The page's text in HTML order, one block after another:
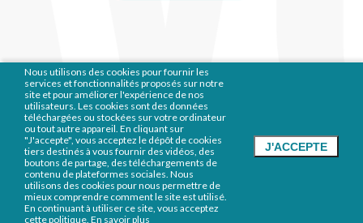
Accueil Qui sommes nous ?
produits
Vidéothèque Contact
Mentions légales—Politique de confidentialité
Nous utilisons des cookies pour fournir les
services et fonctionnalités proposés sur notre
site et pour améliorer l'expérience de nos
utilisateurs. Les cookies sont des données
téléchargées ou stockées sur votre ordinateur
ou tout autre appareil. En cliquant sur
"J'accepte", vous acceptez le dépôt de cookies
tiers destinés à vous fournir des vidéos, des
boutons de partage, des téléchargements de
contenu de plateformes sociales. Nous
utilisons des cookies pour nous permettre de
mieux comprendre comment le site est utilisé.
En continuant à utiliser ce site, vous acceptez
cette politique. En savoir plus
J'ACCEPTE